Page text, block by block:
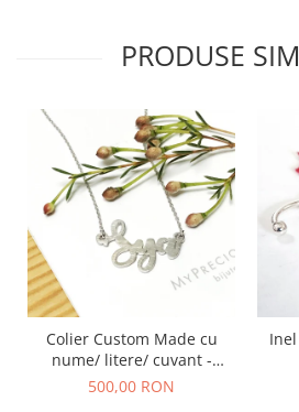
PRODUSE
Colier Custom Made cu
nume/ litere/ cuvant -
argint 925
500,00 RON